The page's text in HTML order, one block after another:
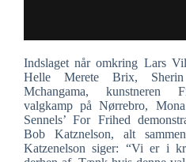
Indslaget når omkring Lars
Helle Merete Brix,
Mchangama, kunstneren
valgkamp på Nørrebro,
Sennels’ For Frihed
Bob Katznelson, alt
Katzenelson siger: “Vi er i